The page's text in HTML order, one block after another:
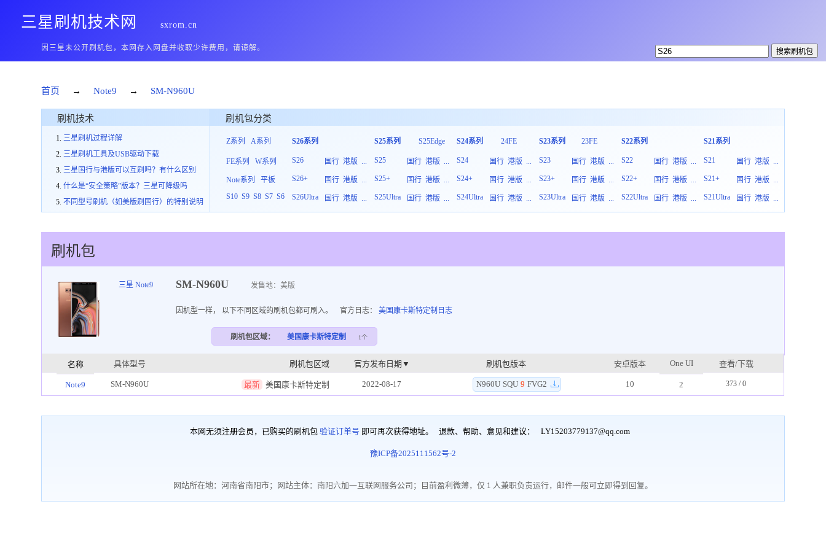
三星刷机技术网 sxrom.cn
因三星未公开刷机包，本网存入网盘并收取少许费用，请谅解。
首页 → Note9 → SM-N960U
刷机技术
三星刷机过程详解
三星刷机工具及USB驱动下载
三星国行与港版可以互刷吗？有什么区别
什么是“安全策略”版本？三星可降级吗
不同型号刷机（如美版刷国行）的特别说明
刷机包分类
Z系列 A系列
FE系列 W系列
Note系列
平板
S10 S9 S8 S7 S6
S26系列
S26 国行 港版 ...
S26+
国行 港版 ...
S26Ultra
国行 港版 ...
S25系列 S25Edge
S25 国行 港版 ...
S25+
国行 港版 ...
S25Ultra
国行 港版 ...
S24系列 24FE
S24 国行 港版 ...
S24+
国行 港版 ...
S24Ultra
国行 港版 ...
S23系列 23FE
S23 国行 港版 ...
S23+
国行 港版 ...
S23Ultra
国行 港版 ...
S22系列
S22 国行 港版 ...
S22+
国行 港版 ...
S22Ultra
国行 港版 ...
S21系列
S21 国行 港版 ...
S21+
国行 港版 ...
S21Ultra
国行 港版 ...
刷机包
三星 Note9 SM-N960U 发售地：美版
因机型一样， 以下不同区域的刷机包都可刷入。 官方日志： 美国康卡斯特定制日志
刷机包区域： 美国康卡斯特定制 1个
名称 具体型号 刷机包区域 官方发布日期▼ 刷机包版本 安卓版本 One UI 查看/下载
Note9 SM-N960U 最新 美国康卡斯特定制 2022-08-17 N960U SQU 9 FVG2 10 2 373 / 0
本网无须注册会员，已购买的刷机包 验证订单号 即可再次获得地址。 退款、帮助、意见和建议： LY15203779137@qq.com
豫ICP备2025111562号-2
网站所在地：河南省南阳市；网站主体：南阳六加一互联网服务公司；目前盈利微薄，仅 1 人兼职负责运行，邮件一般可立即得到回复。